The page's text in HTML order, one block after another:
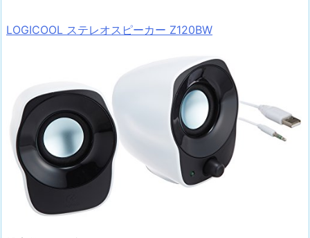
LOGICOOL ステレオスピーカー Z120BW